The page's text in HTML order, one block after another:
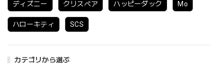
ディズニー クリスベア ハッピーダック Mo
ハローキティ SCS
カテゴリから選ぶ